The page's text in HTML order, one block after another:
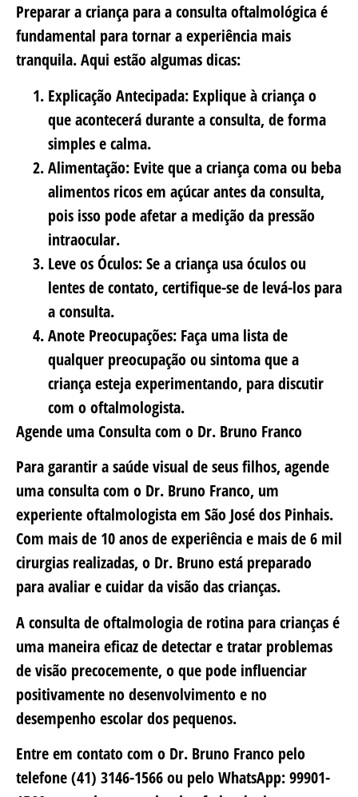
Preparar a criança para a consulta oftalmológica é
fundamental para tornar a experiência mais
tranquila. Aqui estão algumas dicas:
Explicação Antecipada: Explique à criança o
que acontecerá durante a consulta, de forma
simples e calma.
Alimentação: Evite que a criança coma ou beba
alimentos ricos em açúcar antes da consulta,
pois isso pode afetar a medição da pressão
intraocular.
Leve os Óculos: Se a criança usa óculos ou
lentes de contato, certifique-se de levá-los para
a consulta.
Anote Preocupações: Faça uma lista de
qualquer preocupação ou sintoma que a
criança esteja experimentando, para discutir
com o oftalmologista.
Agende uma Consulta com o Dr. Bruno Franco
Para garantir a saúde visual de seus filhos, agende
uma consulta com o Dr. Bruno Franco, um
experiente oftalmologista em São José dos Pinhais.
Com mais de 10 anos de experiência e mais de 6 mil
cirurgias realizadas, o Dr. Bruno está preparado
para avaliar e cuidar da visão das crianças.
A consulta de oftalmologia de rotina para crianças é
uma maneira eficaz de detectar e tratar problemas
de visão precocemente, o que pode influenciar
positivamente no desenvolvimento e no
desempenho escolar dos pequenos.
Entre em contato com o Dr. Bruno Franco pelo
telefone (41) 3146-1566 ou pelo WhatsApp: 99901-